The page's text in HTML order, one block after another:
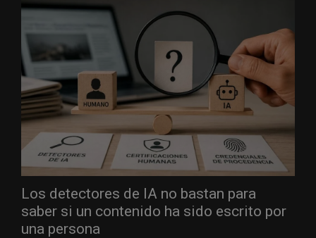
Los detectores de IA no bastan para
saber si un contenido ha sido escrito por
una persona